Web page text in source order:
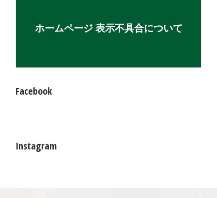
ホームページ 表示不具合について
Facebook
Instagram